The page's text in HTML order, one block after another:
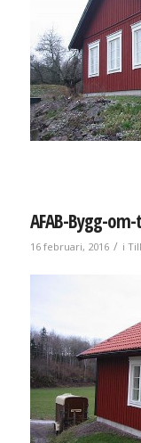
AFAB-Bygg-
16 februari, 2016 / i